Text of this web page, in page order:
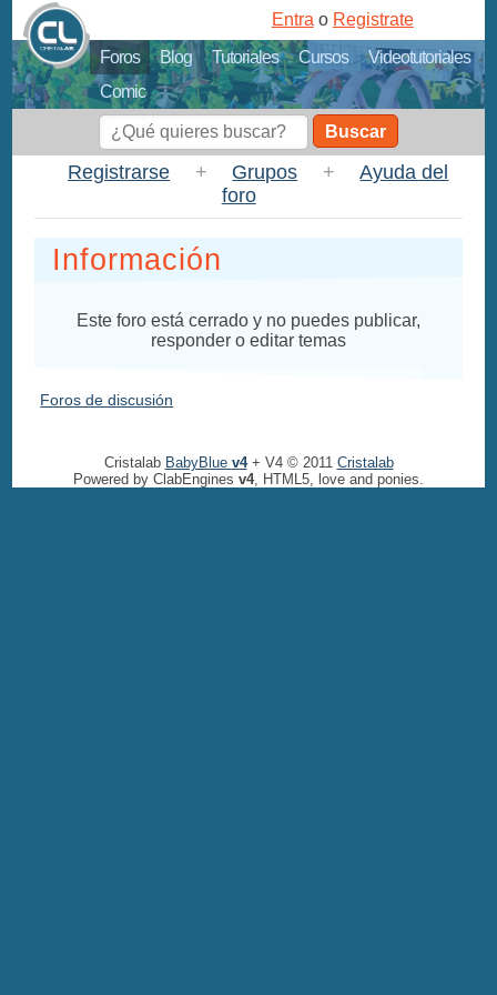
Foros Blog Tutoriales Cursos
Videotutoriales
Comic
Entra o Registrate
Buscar
Registrarse + Grupos +
Ayuda del
foro
Información
Este foro está cerrado y no puedes publicar,
responder o editar temas
Foros de discusión
Cristalab BabyBlue v4+ V4 © 2011 Cristalab
Powered by ClabEngines v4, HTML5, love and ponies.